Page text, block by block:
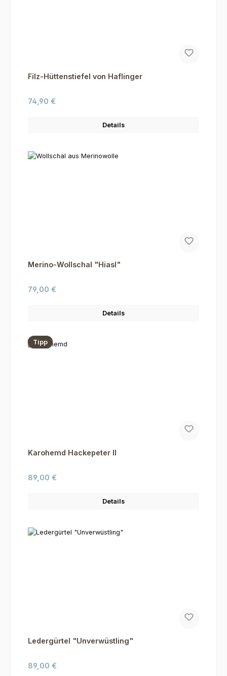
Filz-Hüttenstiefel von Haflinger
Regulärer Preis:
74,90 €
Details
Merino-Wollschal "Hiasl"
Regulärer Preis:
79,00 €
Details
Tipp
Karohemd Hackepeter II
Regulärer Preis:
89,00 €
Details
Ledergürtel "Unverwüstling"
Regulärer Preis:
89,00 €